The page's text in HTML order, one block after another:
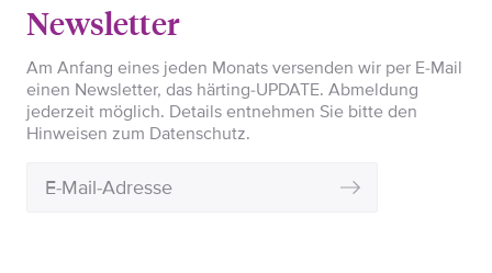
Newsletter
Am Anfang eines jeden Monats versenden wir per E-Mail
einen Newsletter, das härting-UPDATE. Abmeldung
jederzeit möglich. Details entnehmen Sie bitte den
Hinweisen zum Datenschutz.